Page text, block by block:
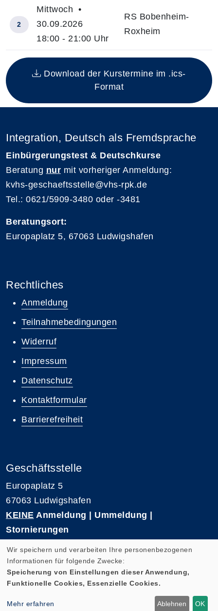
Insgesamt gibt es 2 Termine zum diesen Kurs
2
Mittwoch •
30.09.2026
18:00 - 21:00 Uhr
RS Bobenheim-
Roxheim
Download der Kurstermine im .ics-
Format
Integration, Deutsch als Fremdsprache
Einbürgerungstest & Deutschkurse
Beratung nur mit vorheriger Anmeldung:
kvhs-geschaeftsstelle@vhs-rpk.de
Tel.: 0621/5909-3480 oder -3481
Beratungsort:
Europaplatz 5, 67063 Ludwigshafen
Rechtliches
Anmeldung
Teilnahmebedingungen
Widerruf
Impressum
Datenschutz
Kontaktformular
Barrierefreiheit
Geschäftsstelle
Europaplatz 5
67063 Ludwigshafen
KEINE Anmeldung | Ummeldung |
Stornierungen
E-Mail: kvhs-geschaeftsstelle@vhs-rpk.de
Wir speichern und verarbeiten Ihre personenbezogenen
Informationen für folgende Zwecke:
Speicherung von Einstellungen dieser Anwendung,
Funktionelle Cookies, Essenzielle Cookies.
Mehr erfahren Ablehnen OK